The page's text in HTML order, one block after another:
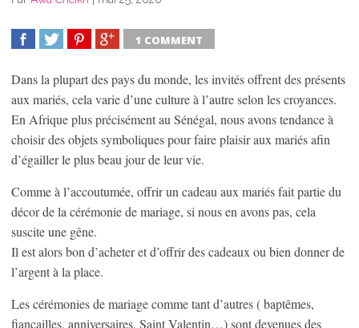
1 COMMENT
Dans la plupart des pays du monde, les invités offrent des présents
aux mariés, cela varie d’une culture à l’autre selon les croyances.
En Afrique plus précisément au Sénégal, nous avons tendance à
choisir des objets symboliques pour faire plaisir aux mariés afin
d’égailler le plus beau jour de leur vie.
Comme à l’accoutumée, offrir un cadeau aux mariés fait partie du
décor de la cérémonie de mariage, si nous en avons pas, cela
suscite une gêne.
Il est alors bon d’acheter et d’offrir des cadeaux ou bien donner de
l’argent à la place.
Les cérémonies de mariage comme tant d’autres ( baptêmes,
fiançailles, anniversaires, Saint Valentin…) sont devenues des